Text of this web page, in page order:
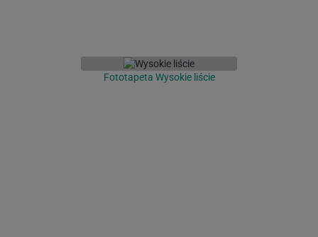
Fototapeta Wysokie liście